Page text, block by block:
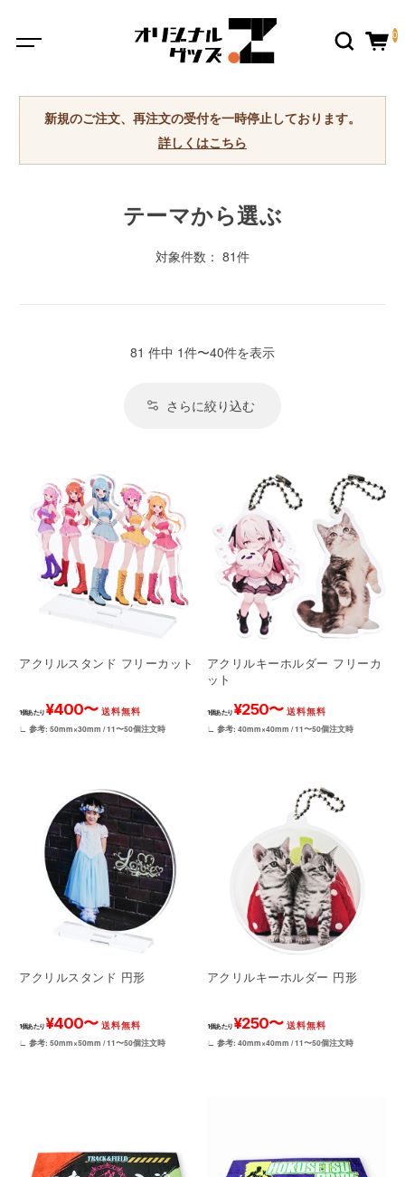
0
新規のご注文、再注文の受付を一時停止しております。
詳しくはこちら
テーマから選ぶ
対象件数： 81件
81 件中 1件〜40件を表示
さらに絞り込む
アクリルスタンド フリーカット
1個あたり ¥400〜 送料無料
∟ 参考: 50mm×30mm / 11〜50個注文時
アクリルキーホルダー フリーカ
ット
1個あたり ¥250〜 送料無料
∟ 参考: 40mm×40mm / 11〜50個注文時
アクリルスタンド 円形
1個あたり ¥400〜 送料無料
∟ 参考: 50mm×50mm / 11〜50個注文時
アクリルキーホルダー 円形
1個あたり ¥250〜 送料無料
∟ 参考: 40mm×40mm / 11〜50個注文時